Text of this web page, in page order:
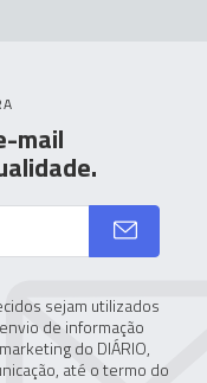
mail
sejam utilizados
de informação
do DIÁRIO,
até o termo do